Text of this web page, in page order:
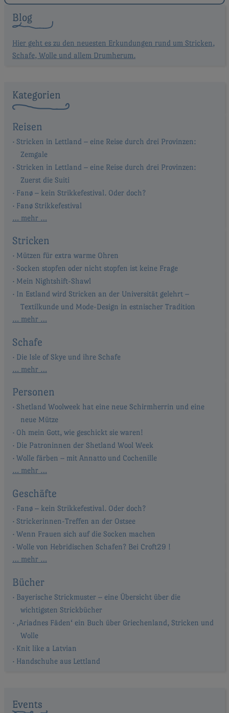
Blog
Hier geht es zu den neuesten Erkundungen rund um Stricken,
Schafe, Wolle und allem Drumherum.
Kategorien
Reisen
Stricken in Lettland – eine Reise durch drei Provinzen:
Zemgale
Stricken in Lettland – eine Reise durch drei Provinzen:
Zuerst die Suiti
Fanø – kein Strikkefestival. Oder doch?
Fanø Strikkefestival
… mehr …
Stricken
Mützen für extra warme Ohren
Socken stopfen oder nicht stopfen ist keine Frage
Mein Nightshift-Shawl
In Estland wird Stricken an der Universität gelehrt –
Textilkunde und Mode-Design in estnischer Tradition
… mehr …
Schafe
Die Isle of Skye und ihre Schafe
… mehr …
Personen
Shetland Woolweek hat eine neue Schirmherrin und eine
neue Mütze
Oh mein Gott, wie geschickt sie waren!
Die Patroninnen der Shetland Wool Week
Wolle färben – mit Annatto und Cochenille
… mehr …
Geschäfte
Fanø – kein Strikkefestival. Oder doch?
Strickerinnen-Treffen an der Ostsee
Wenn Frauen sich auf die Socken machen
Wolle von Hebridischen Schafen? Bei Croft29 !
… mehr …
Bücher
Bayerische Strickmuster – eine Übersicht über die
wichtigsten Strickbücher
‚Ariadnes Fäden‘ ein Buch über Griechenland, Stricken und
Wolle
Knit like a Latvian
Handschuhe aus Lettland
Events